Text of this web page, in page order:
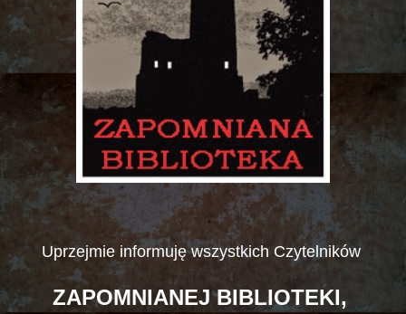
Uprzejmie informuję wszystkich Czytelników
ZAPOMNIANEJ BIBLIOTEKI,